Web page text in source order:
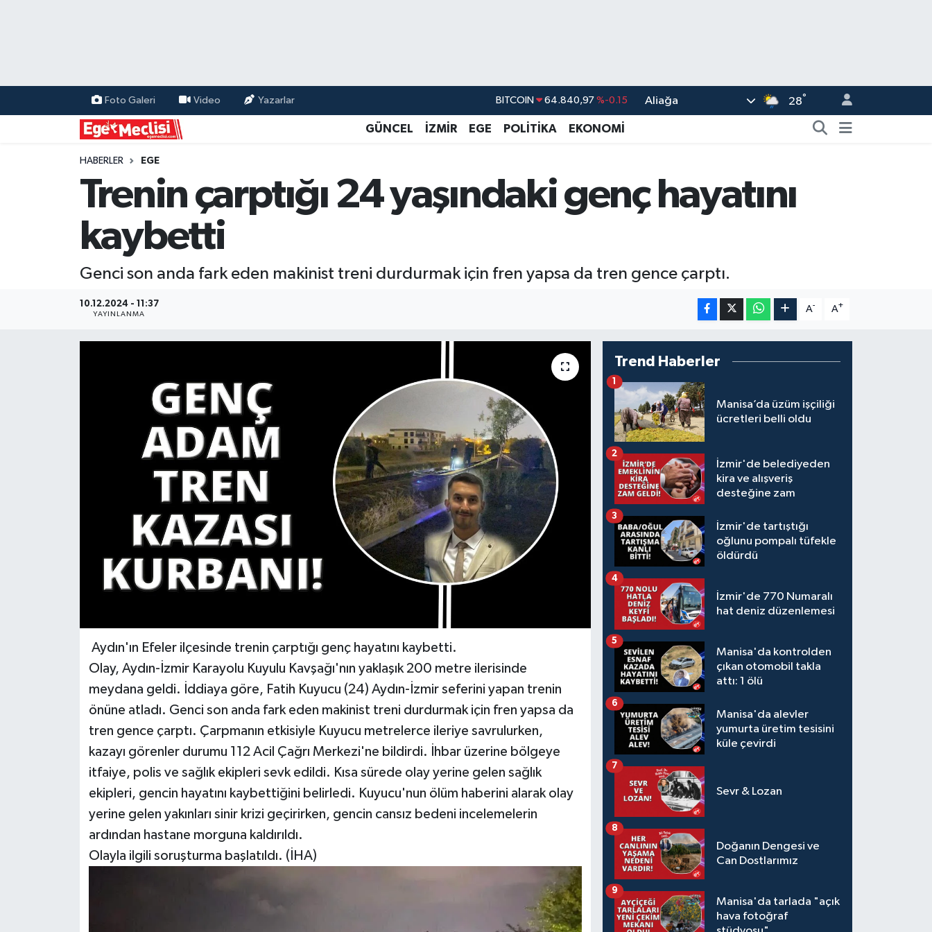
Foto Galeri Video Yazarlar DOLAR 47,7436 %0.18
EURO 55,2510 %0.32
GRAM ALTIN
BİST100 13.779 %-14
Aliağa 28°
GÜNCEL İZMİR EGE POLİTİKA EKONOMİ
HABERLER EGE
Trenin çarptığı 24 yaşındaki genç hayatını
kaybetti
Genci son anda fark eden makinist treni durdurmak için fren yapsa da tren gence çarptı.
10.12.2024 - 11:37
YAYINLANMA
A- A+
Aydın'ın Efeler ilçesinde trenin çarptığı genç hayatını kaybetti.
Olay, Aydın-İzmir Karayolu Kuyulu Kavşağı'nın yaklaşık 200 metre ilerisinde
meydana geldi. İddiaya göre, Fatih Kuyucu (24) Aydın-İzmir seferini yapan trenin
önüne atladı. Genci son anda fark eden makinist treni durdurmak için fren yapsa da
tren gence çarptı. Çarpmanın etkisiyle Kuyucu metrelerce ileriye savrulurken,
kazayı görenler durumu 112 Acil Çağrı Merkezi'ne bildirdi. İhbar üzerine bölgeye
itfaiye, polis ve sağlık ekipleri sevk edildi. Kısa sürede olay yerine gelen sağlık
ekipleri, gencin hayatını kaybettiğini belirledi. Kuyucu'nun ölüm haberini alarak olay
yerine gelen yakınları sinir krizi geçirirken, gencin cansız bedeni incelemelerin
ardından hastane morguna kaldırıldı.
Olayla ilgili soruşturma başlatıldı. (İHA)
Trend Haberler
Manisa’da üzüm işçiliği
ücretleri belli oldu
1
İzmir'de belediyeden
kira ve alışveriş
desteğine zam
2
İzmir'de tartıştığı
oğlunu pompalı tüfekle
öldürdü
3
İzmir'de 770 Numaralı
hat deniz düzenlemesi
4
Manisa'da kontrolden
çıkan otomobil takla
attı: 1 ölü
5
Manisa'da alevler
yumurta üretim tesisini
küle çevirdi
6
Sevr & Lozan
7
Doğanın Dengesi ve
Can Dostlarımız
8
Manisa'da tarlada "açık
hava fotoğraf
9
EKONOMİ
GÜNCEL
ÖZEL HABER
POLİTİKA
Programlar